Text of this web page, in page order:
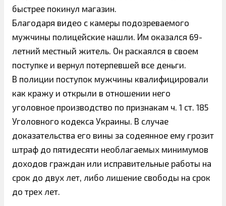
быстрее покинул магазин.
Благодаря видео с камеры подозреваемого
мужчины полицейские нашли. Им оказался 69-
летний местный житель. Он раскаялся в своем
поступке и вернул потерпевшей все деньги.
В полиции поступок мужчины квалифицировали
как кражу и открыли в отношении него
уголовное производство по признакам ч. 1 ст. 185
Уголовного кодекса Украины. В случае
доказательства его вины за содеянное ему грозит
штраф до пятидесяти необлагаемых минимумов
доходов граждан или исправительные работы на
срок до двух лет, либо лишение свободы на срок
до трех лет.